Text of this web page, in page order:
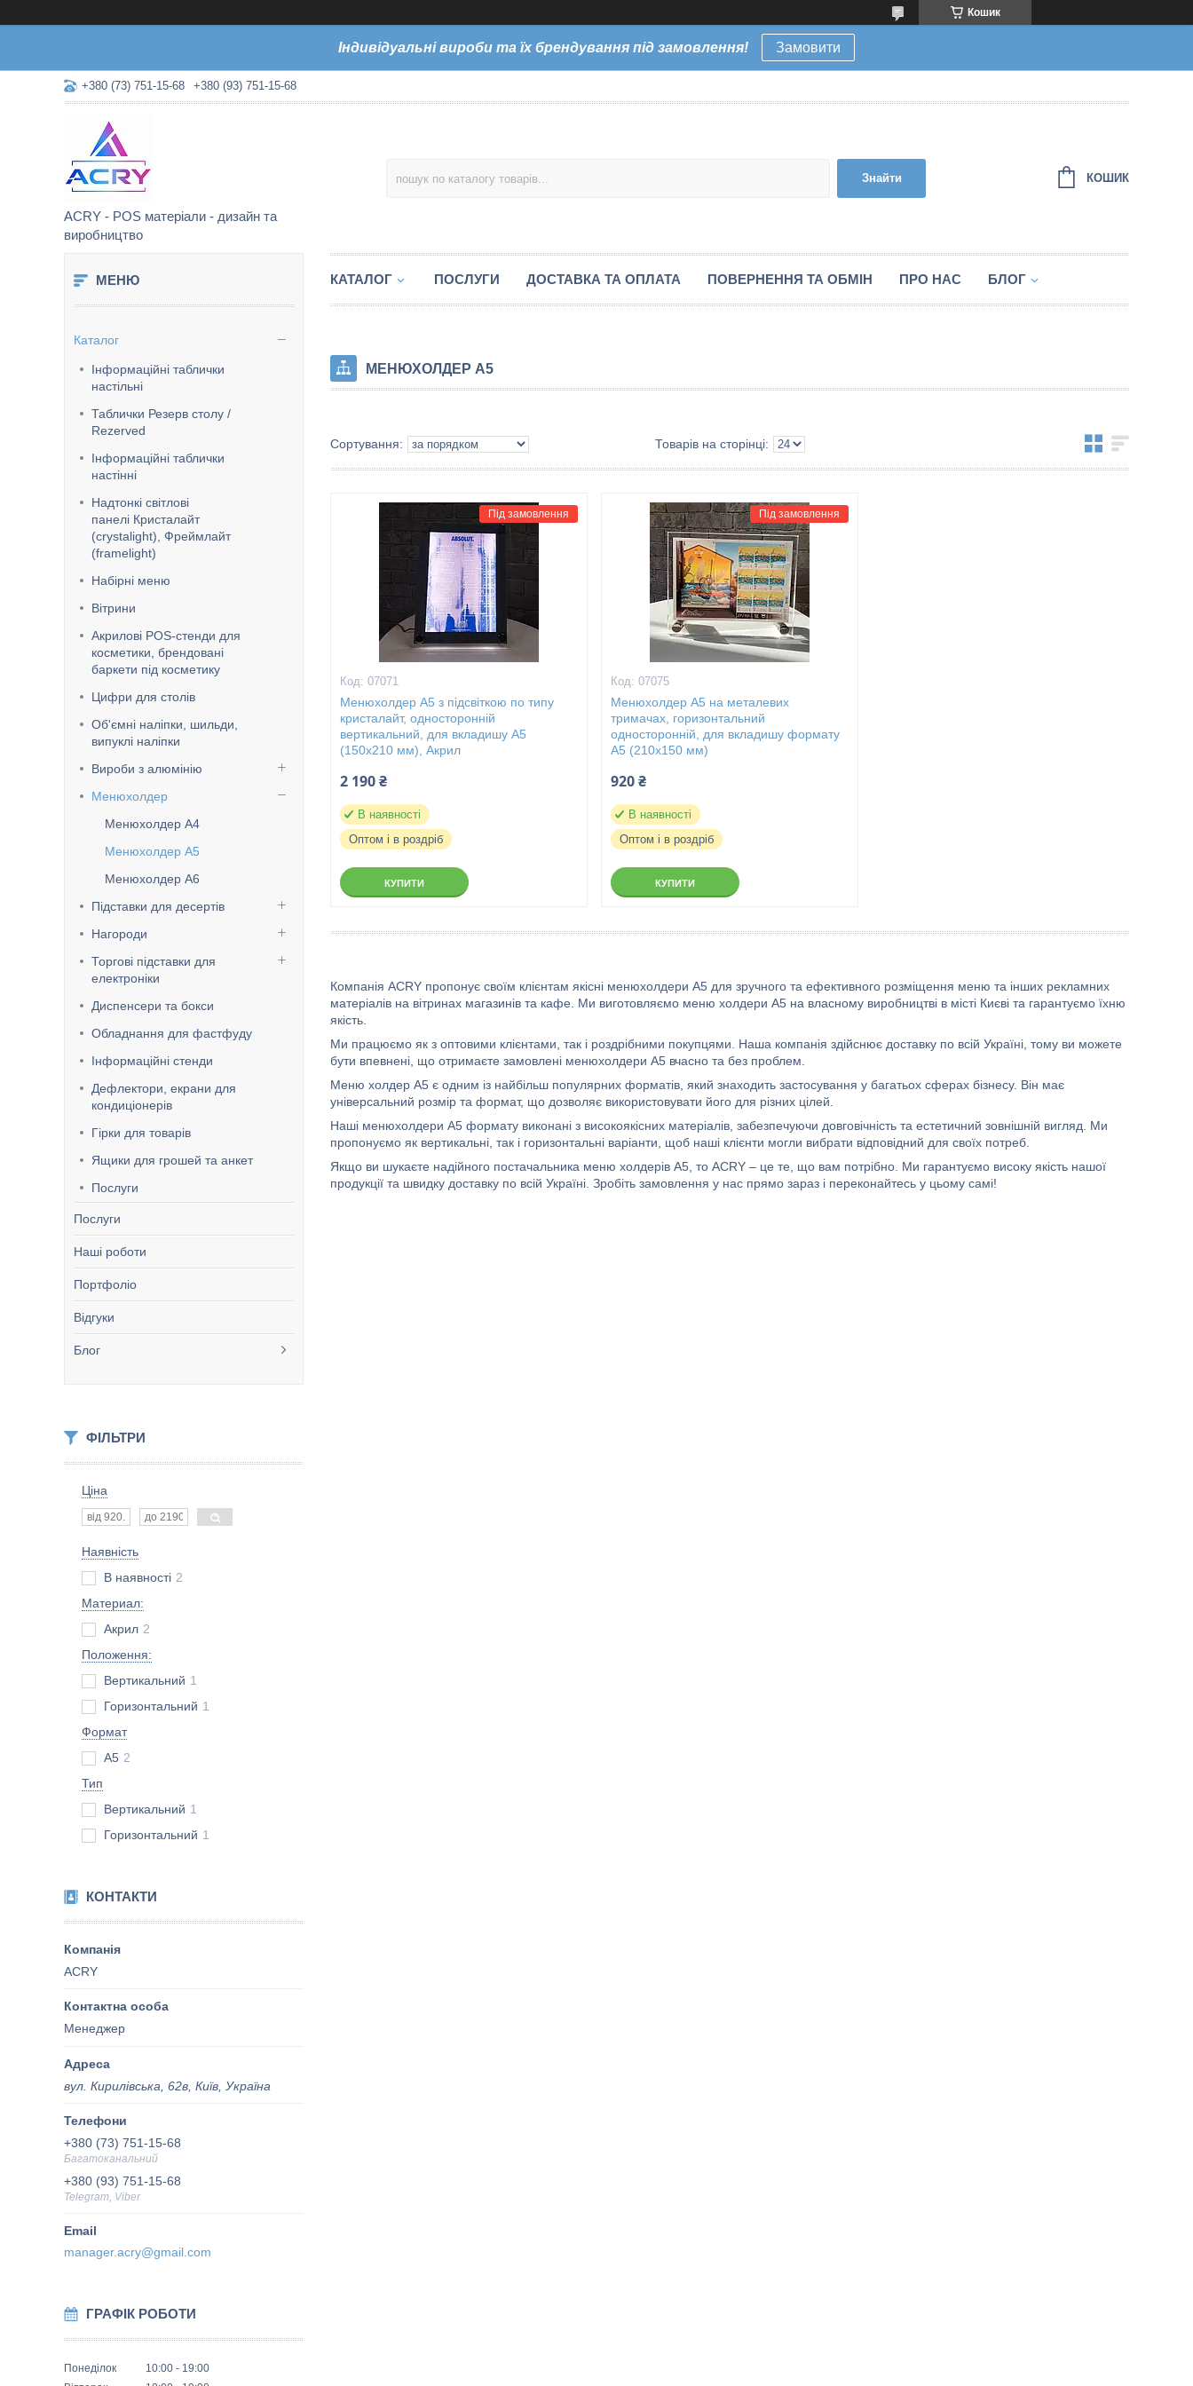
Кошик
Індивідуальні вироби та їх брендування під замовлення! Замовити
+380 (73) 751-15-68 +380 (93) 751-15-68
ACRY - POS матеріали - дизайн та
виробництво
Знайти КОШИК
Каталог
Інформаційні таблички
настільні
Таблички Резерв столу /
Rezerved
Інформаційні таблички
настінні
Надтонкі світлові
панелі Кристалайт
(crystalight), Фреймлайт
(framelight)
Набірні меню
Вітрини
Акрилові POS-стенди для
косметики, брендовані
баркети під косметику
Цифри для столів
Об'ємні наліпки, шильди,
випуклі наліпки
Вироби з алюмінію
Менюхолдер
Менюхолдер А4
Менюхолдер А5
Менюхолдер А6
Підставки для десертів
Нагороди
Торгові підставки для
електроніки
Диспенсери та бокси
Обладнання для фастфуду
Інформаційні стенди
Дефлектори, екрани для
кондиціонерів
Гірки для товарів
Ящики для грошей та анкет
Послуги
Послуги
Наші роботи
Портфоліо
Відгуки
Блог
ФІЛЬТРИ
Ціна
Наявність
В наявності 2
Материал:
Акрил 2
Положення:
Вертикальний 1
Горизонтальний 1
Формат
A5 2
Тип
Вертикальний 1
Горизонтальний 1
КОНТАКТИ
ACRY
Менеджер
вул. Кирилівська, 62в, Київ, Україна
+380 (73) 751-15-68
Багатоканальний
+380 (93) 751-15-68
Telegram, Viber
manager.acry@gmail.com
ГРАФІК РОБОТИ
Понеділок 10:00
19:00
КАТАЛОГ ПОСЛУГИ ДОСТАВКА ТА ОПЛАТА ПОВЕРНЕННЯ ТА ОБМІН ПРО НАС БЛОГ
МЕНЮХОЛДЕР А5
Під замовлення
07071
Менюхолдер А5 з підсвіткою по типу
кристалайт, односторонній
вертикальний, для вкладишу А5
(150х210 мм), Акрил
2 190 ₴
В наявності
Оптом і в роздріб
КУПИТИ
Під замовлення
07075
Менюхолдер А5 на металевих
тримачах, горизонтальний
односторонній, для вкладишу формату
А5 (210х150 мм)
920 ₴
В наявності
Оптом і в роздріб
КУПИТИ
Компанія ACRY пропонує своїм клієнтам якісні менюхолдери А5 для зручного та ефективного розміщення меню та інших рекламних
матеріалів на вітринах магазинів та кафе. Ми виготовляємо меню холдери А5 на власному виробництві в місті Києві та гарантуємо їхню
якість.
Ми працюємо як з оптовими клієнтами, так і роздрібними покупцями. Наша компанія здійснює доставку по всій Україні, тому ви можете
бути впевнені, що отримаєте замовлені менюхолдери А5 вчасно та без проблем.
Меню холдер А5 є одним із найбільш популярних форматів, який знаходить застосування у багатьох сферах бізнесу. Він має
універсальний розмір та формат, що дозволяє використовувати його для різних цілей.
Наші менюхолдери А5 формату виконані з високоякісних матеріалів, забезпечуючи довговічність та естетичний зовнішній вигляд. Ми
пропонуємо як вертикальні, так і горизонтальні варіанти, щоб наші клієнти могли вибрати відповідний для своїх потреб.
Якщо ви шукаєте надійного постачальника меню холдерів А5, то ACRY – це те, що вам потрібно. Ми гарантуємо високу якість нашої
продукції та швидку доставку по всій Україні. Зробіть замовлення у нас прямо зараз і переконайтесь у цьому самі!